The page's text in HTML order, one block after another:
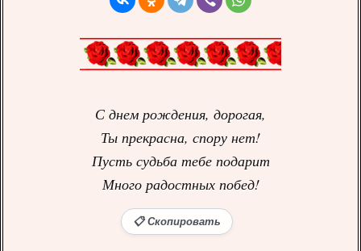
С днем рождения, дорогая,
Ты прекрасна, спору нет!
Пусть судьба тебе подарит
Много радостных побед!
📋 Скопировать